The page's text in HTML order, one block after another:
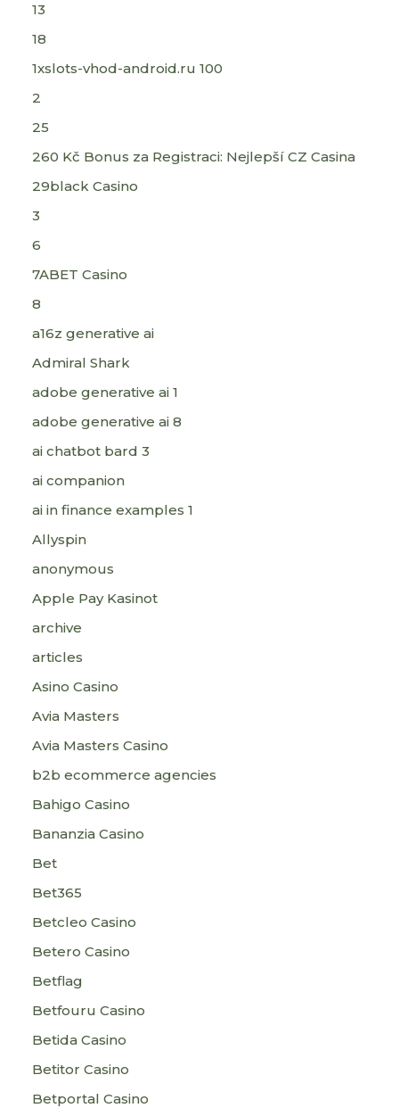
13
18
1xslots-vhod-android.ru 100
2
25
260 Kč Bonus za Registraci: Nejlepší CZ Casina
29black Casino
3
6
7ABET Casino
8
a16z generative ai
Admiral Shark
adobe generative ai 1
adobe generative ai 8
ai chatbot bard 3
ai companion
ai in finance examples 1
Allyspin
anonymous
Apple Pay Kasinot
archive
articles
Asino Casino
Avia Masters
Avia Masters Casino
b2b ecommerce agencies
Bahigo Casino
Bananzia Casino
Bet
Bet365
Betcleo Casino
Betero Casino
Betflag
Betfouru Casino
Betida Casino
Betitor Casino
Betportal Casino